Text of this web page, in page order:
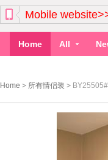
Mobile
Home All
Home > 所有情侣装 >